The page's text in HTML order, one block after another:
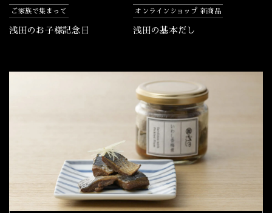
ご家族で集まって
浅田のお子様記念日
オンラインショップ 新商品
浅田の基本だし